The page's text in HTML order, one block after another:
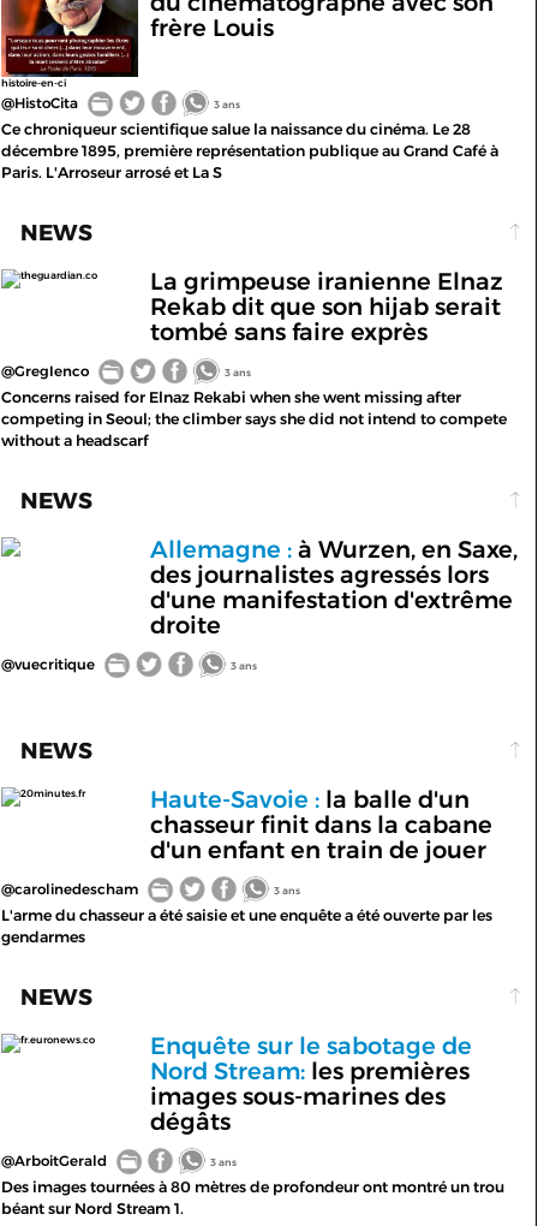
histoire-en-ci
frère Louis
@HistoCita 3 ans
Ce chroniqueur scientifique salue la naissance du cinéma. Le 28
décembre 1895, première représentation publique au Grand Café à
Paris. L'Arroseur arrosé et La S
NEWS
theguardian.co
La grimpeuse iranienne Elnaz
Rekab dit que son hijab serait
tombé sans faire exprès
@GregIenco 3 ans
Concerns raised for Elnaz Rekabi when she went missing after
competing in Seoul; the climber says she did not intend to compete
without a headscarf
NEWS
Allemagne :à Wurzen, en Saxe,
des journalistes agressés lors
d'une manifestation d'extrême
droite
@vuecritique 3 ans
NEWS
20minutes.fr Haute-Savoie :la balle d'un
chasseur finit dans la cabane
d'un enfant en train de jouer
@carolinedescham 3 ans
L'arme du chasseur a été saisie et une enquête a été ouverte par les
gendarmes
NEWS
fr.euronews.co
Enquête sur le sabotage de
Nord Stream:les premières
images sous-marines des
dégâts
@ArboitGerald 3 ans
Des images tournées à 80 mètres de profondeur ont montré un trou
béant sur Nord Stream 1.